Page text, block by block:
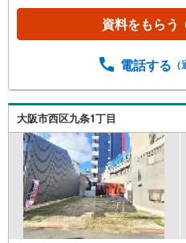
資料をもらう
電話する
大阪市西区九条1丁目